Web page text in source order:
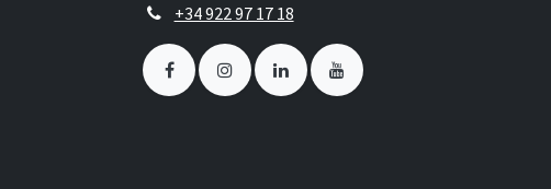
+34 922 97 17 18